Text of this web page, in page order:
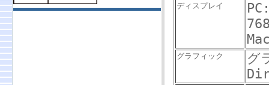
ディスプレイ
グラフィック
グ